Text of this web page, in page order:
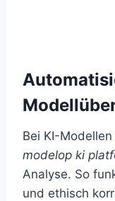
Bei KI-
modelop ki
Analyse. So
und ethisch